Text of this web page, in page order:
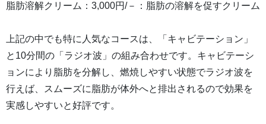
脂肪溶解クリーム：3,000円/－：脂肪の溶解を促すクリーム
上記の中でも特に人気なコースは、「キャビテーション」
と10分間の「ラジオ波」の組み合わせです。キャビテーシ
ョンにより脂肪を分解し、燃焼しやすい状態でラジオ波を
行えば、スムーズに脂肪が体外へと排出されるので効果を
実感しやすいと好評です。